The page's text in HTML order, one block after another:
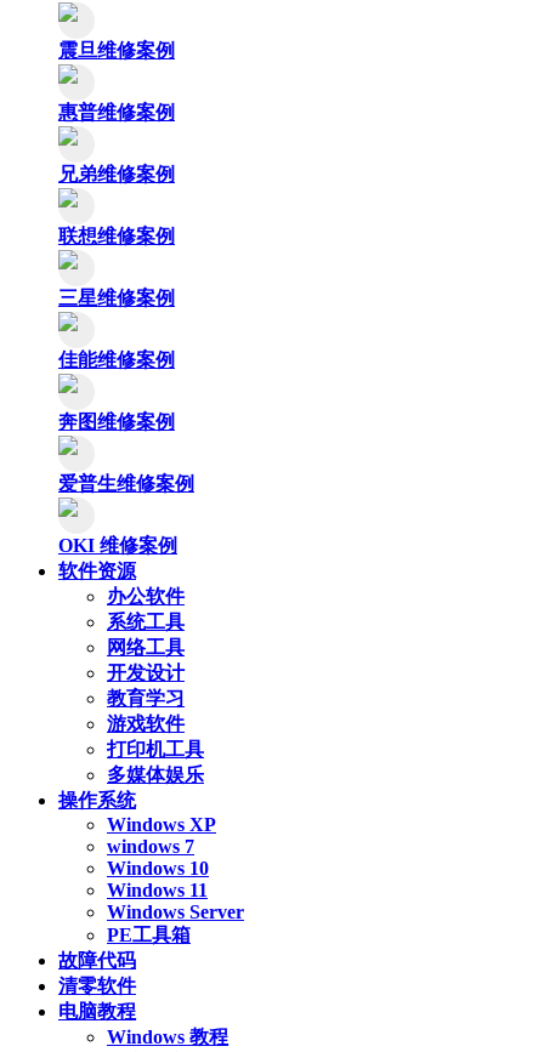
震旦维修案例
惠普维修案例
兄弟维修案例
联想维修案例
三星维修案例
佳能维修案例
奔图维修案例
爱普生维修案例
OKI 维修案例
软件资源
办公软件
系统工具
网络工具
开发设计
教育学习
游戏软件
打印机工具
多媒体娱乐
操作系统
Windows XP
windows 7
Windows 10
Windows 11
Windows Server
PE工具箱
故障代码
清零软件
电脑教程
Windows 教程